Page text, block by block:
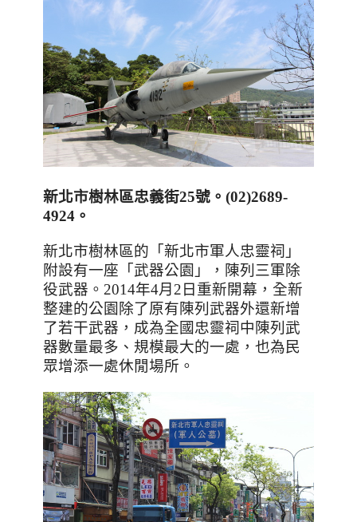
新北市樹林區忠義街25號。 (02)2689-
4924 。
新北市樹林區的「新北市軍人忠靈祠」
附設有一座「武器公園」，陳列三軍除
役武器。 2014年4月 2 日重新開幕，全新
整建的公園除了原有陳列武器外還新增
了若干武器，成為全國忠靈祠中陳列武
器數量最多、規模最大的一處，也為民
眾增添一處休閒場所。